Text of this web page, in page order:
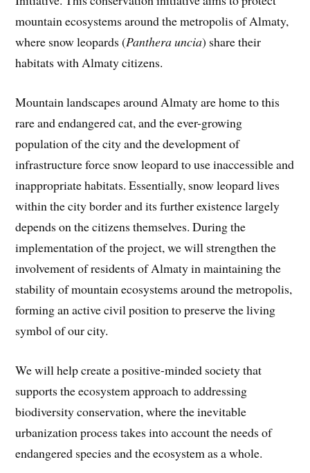
mountain ecosystems around the metropolis of Almaty,
where snow leopards (Panthera uncia) share their
habitats with Almaty citizens.
Mountain landscapes around Almaty are home to this
rare and endangered cat, and the ever-growing
population of the city and the development of
infrastructure force snow leopard to use inaccessible and
inappropriate habitats. Essentially, snow leopard lives
within the city border and its further existence largely
depends on the citizens themselves. During the
implementation of the project, we will strengthen the
involvement of residents of Almaty in maintaining the
stability of mountain ecosystems around the metropolis,
forming an active civil position to preserve the living
symbol of our city.
We will help create a positive-minded society that
supports the ecosystem approach to addressing
biodiversity conservation, where the inevitable
urbanization process takes into account the needs of
endangered species and the ecosystem as a whole.